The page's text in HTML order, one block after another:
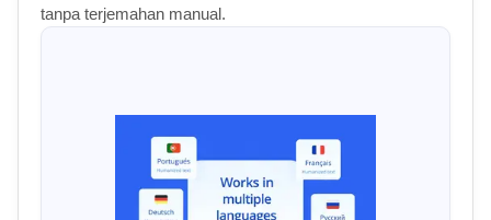
tanpa terjemahan manual.